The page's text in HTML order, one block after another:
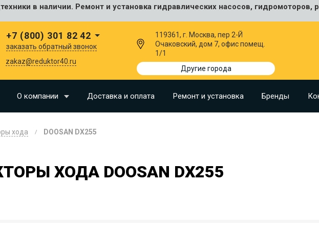
в наличии. Ремонт и установка гидравлических насосов, гидромоторов,
+7 (800) 301 82 42
заказать обратный звонок
zakaz@reduktor40.ru
119361, г. Москва, пер 2-Й
Очаковский, дом 7, офис помещ.
1/1
Другие города
О компании Доставка и оплата Ремонт и установка Бренды
хода DOOSAN DX255
ХОДА DOOSAN DX255